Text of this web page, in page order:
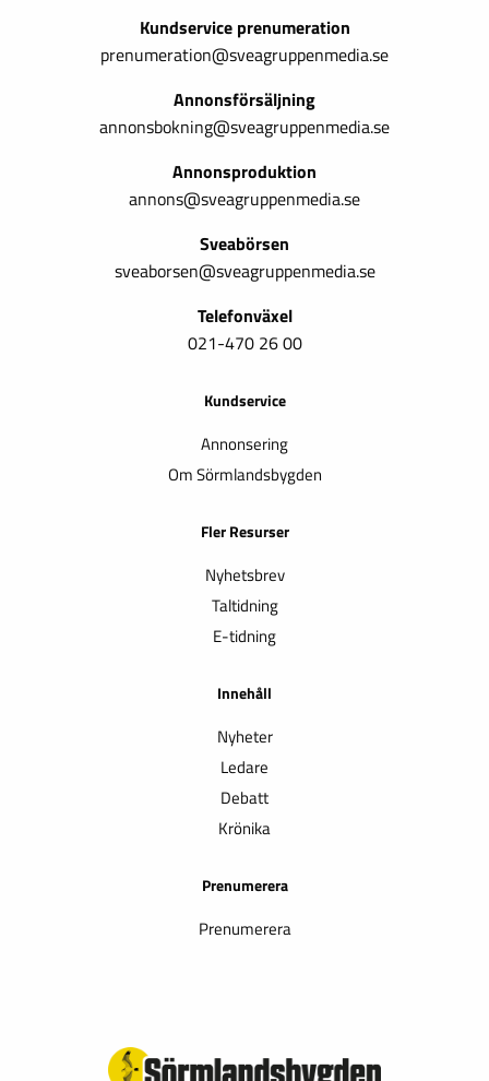
Kundservice prenumeration
prenumeration@sveagruppenmedia.se
Annonsförsäljning
annonsbokning@sveagruppenmedia.se
Annonsproduktion
annons@sveagruppenmedia.se
Sveabörsen
sveaborsen@sveagruppenmedia.se
Telefonväxel
021-470 26 00
Kundservice
Annonsering
Om Sörmlandsbygden
Fler Resurser
Nyhetsbrev
Taltidning
E-tidning
Innehåll
Nyheter
Ledare
Debatt
Krönika
Prenumerera
Prenumerera